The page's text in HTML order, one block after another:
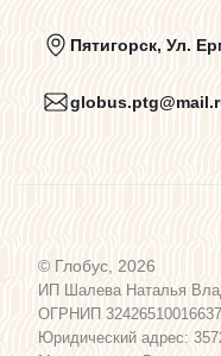
Политика
Пользовательское
Программа лояльности
Пятигорск, Ул.
© Глобус, 2026
ИП Шалева Наталья
ОГРНИП
Юридический адрес: